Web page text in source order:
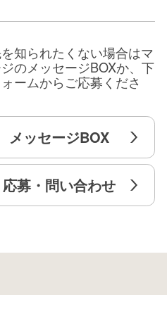
知られたくない場合はマ
のメッセージBOXか、下
ームからご応募くださ
メッセージBOX
応募・問い合わせ